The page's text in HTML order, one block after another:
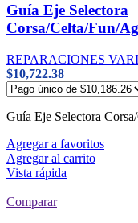
Guía Eje Selectora
Corsa/Celta/Fun/
REPARACIONES
$10,722.38
Guía Eje Selectora
Agregar a favoritos
Agregar al carrito
Vista rápida
Comparar